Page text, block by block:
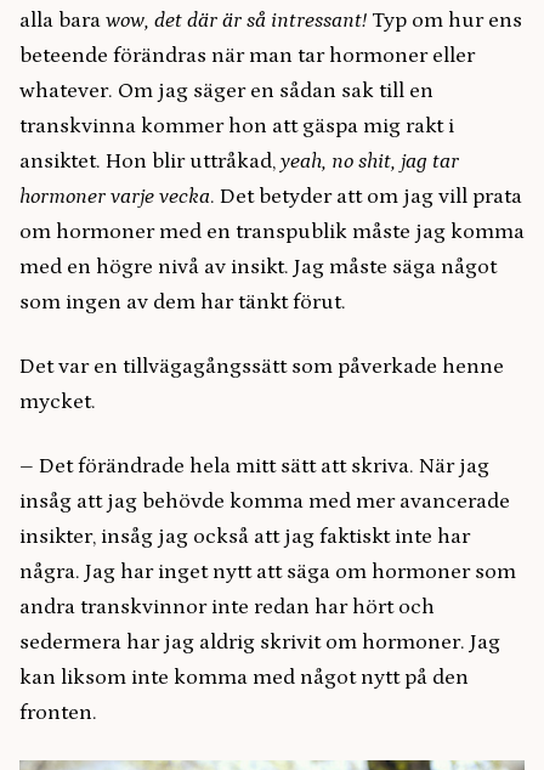
alla bara wow, det där är så intressant! Typ om hur ens
beteende förändras när man tar hormoner eller
whatever. Om jag säger en sådan sak till en
transkvinna kommer hon att gäspa mig rakt i
ansiktet. Hon blir uttråkad, yeah, no shit, jag tar
hormoner varje vecka. Det betyder att om jag vill prata
om hormoner med en transpublik måste jag komma
med en högre nivå av insikt. Jag måste säga något
som ingen av dem har tänkt förut.
Det var en tillvägagångssätt som påverkade henne
mycket.
– Det förändrade hela mitt sätt att skriva. När jag
insåg att jag behövde komma med mer avancerade
insikter, insåg jag också att jag faktiskt inte har
några. Jag har inget nytt att säga om hormoner som
andra transkvinnor inte redan har hört och
sedermera har jag aldrig skrivit om hormoner. Jag
kan liksom inte komma med något nytt på den
fronten.